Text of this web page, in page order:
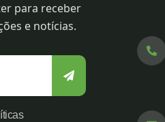
para receber
e notícias.